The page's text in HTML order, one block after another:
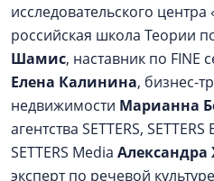
исследовательского
российская школа Теории
Шамис, наставник по FINE
Елена Калинина, бизнес-
недвижимости Марианна
агентства SETTERS,
SETTERS Media
эксперт по речевой